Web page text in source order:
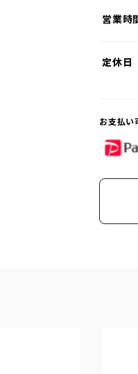
営業時
定休日
お支払い